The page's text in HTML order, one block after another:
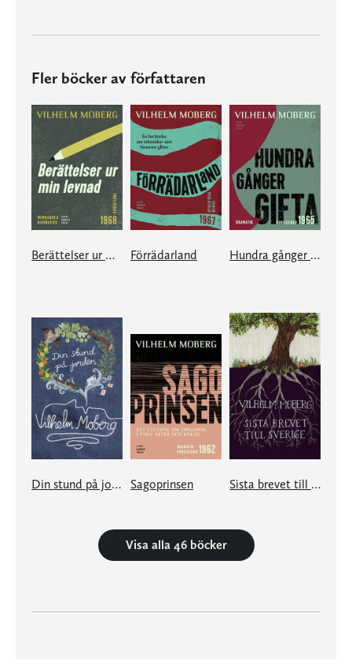
Fler böcker av författaren
Berättelser ur min levnad Förrädarland Hundra gånger gifta
Din stund på jorden Sagoprinsen Sista brevet till Sverige
Visa alla 46 böcker